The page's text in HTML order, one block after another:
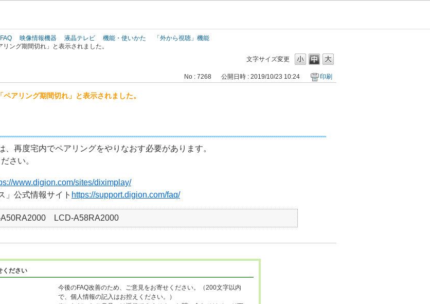
映像情報機器 液晶テレビ 機能・使いかた
「外から視聴」機能
ング期間切れ」と表示されました。
文字サイズ変更
No : 7268 公開日時 : 2019/10/23 10:24 印刷
アリング期間切れ」と表示されました。
再度宅内でペアリングをやりなおす必要があります。
さい。
www.digion.com/sites/diximplay/
」公式情報サイト https://support.digion.com/faq/
A50RA2000 LCD-A58RA2000
ください
今後のFAQ改善のため、ご意見をお寄せください。（200文字以内
で、個人情報の記入はお控えください。）